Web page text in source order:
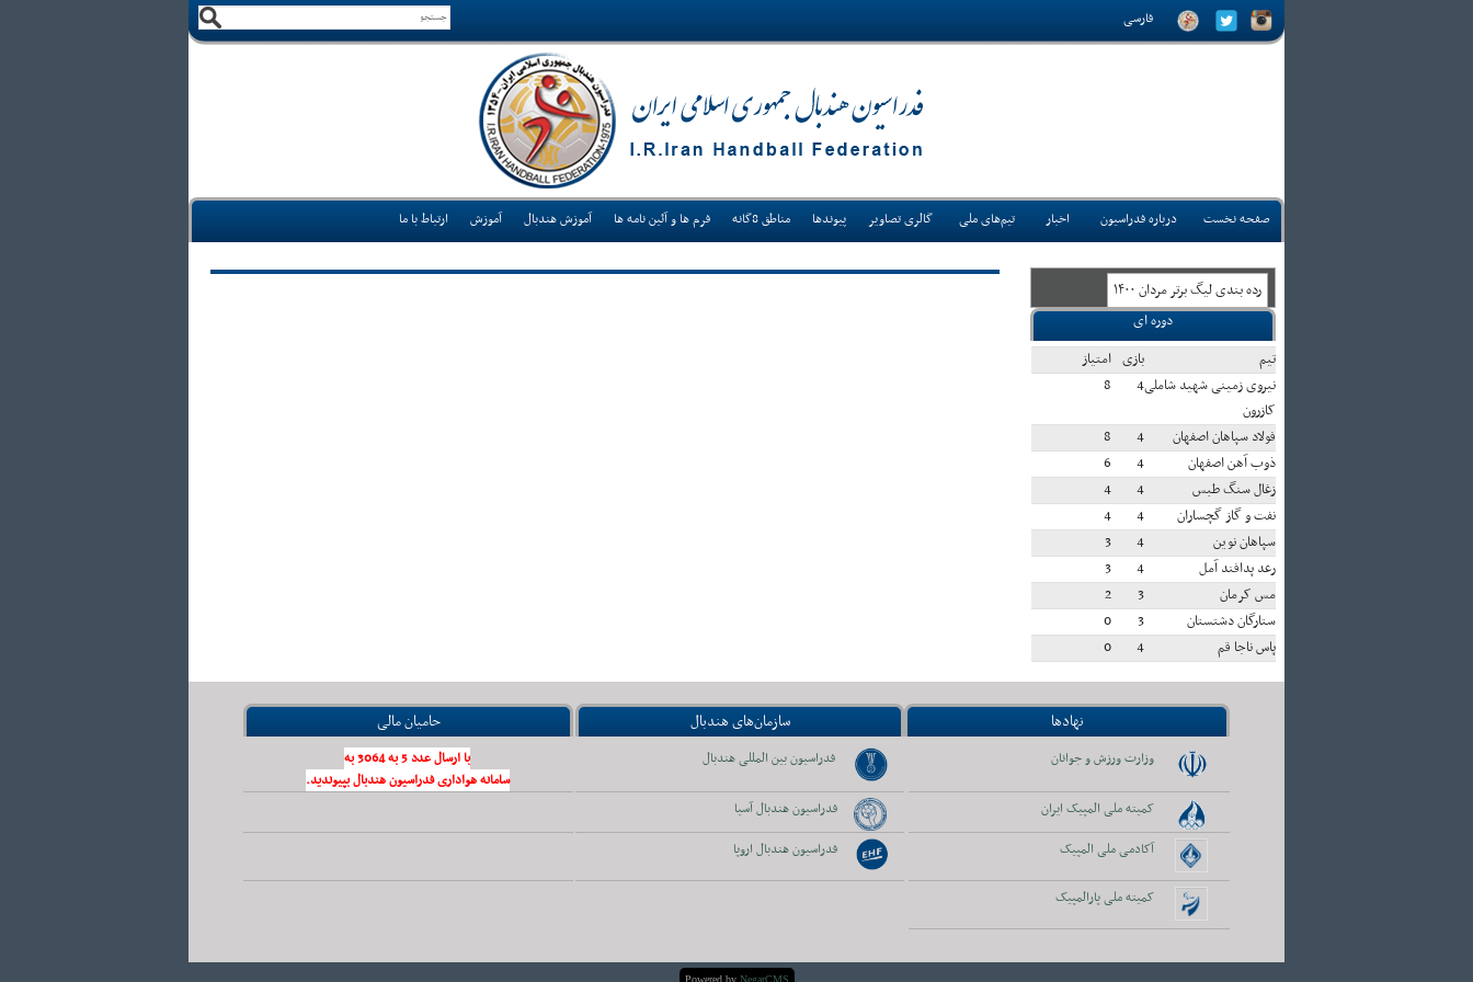
فارسی
صفحه نخست درباره فدراسیون اخبار تیم‌های ملی گالری تصاویر پیوندها مناطق 8گانه فرم ها و آئین نامه ها آموزش هندبال آموزش ارتباط با ما
رده بندی ليگ برتر مردان ۱۴۰۰
دوره ای
تيم
بازی امتياز
نیروی زمینی شهید شاملی
کازرون
4
8
فولاد سپاهان اصفهان 4
8
ذوب آهن اصفهان
4
6
زغال سنگ طبس
4
4
نفت و گاز گچساران
4
4
سپاهان نوین
4
3
رعد پدافند آمل
4
3
مس کرمان
3
2
ستارگان دشتستان
3
0
پاس ناجا قم
4
0
نهادها سازمان‌های هندبال حامیان مالی
وزارت ورزش و جوانان فدراسیون بین المللی هندبال
با ارسال عدد 5 به 3064 به
سامانه هواداری فدراسیون هندبال بپیوندید.
کمیته ملی المپیک ایران
فدراسیون هندبال آسیا
آکادمی ملی المپیک
فدراسیون هندبال اروپا
کمیته ملی پارالمپیک
Powered by NegarCMS